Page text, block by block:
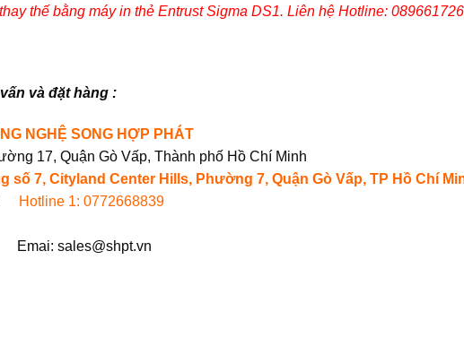
thế bằng máy in thẻ Entrust Sigma DS1. Liên hệ Hotline:
và đặt hàng :
NGHỆ SONG HỢP PHÁT
17, Quận Gò Vấp, Thành phố Hồ Chí Minh
số 7, Cityland Center Hills, Phường 7, Quận Gò Vấp, TP Hồ Chí
Hotline 1: 0772668839
sales@shpt.vn